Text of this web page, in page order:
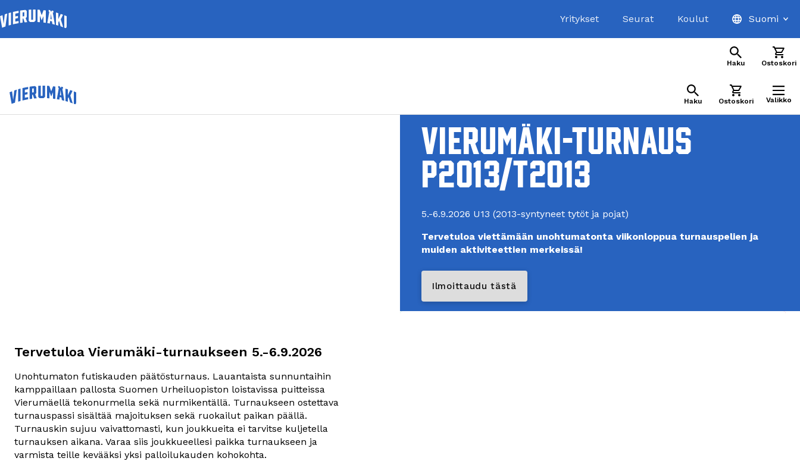
Yritykset Seurat Koulut Suomi
Haku Ostoskori
Haku Ostoskori Valikko
Vierumäki-turnaus
P2013/T2013
5.-6.9.2026 U13 (2013-syntyneet tytöt ja pojat)
Tervetuloa viettämään unohtumatonta viikonloppua turnauspelien ja
muiden aktiviteettien merkeissä!
Ilmoittaudu tästä
Tervetuloa Vierumäki-turnaukseen 5.-6.9.2026
Unohtumaton futiskauden päätösturnaus. Lauantaista sunnuntaihin
kamppaillaan pallosta Suomen Urheiluopiston loistavissa puitteissa
Vierumäellä tekonurmella sekä nurmikentällä. Turnaukseen ostettava
turnauspassi sisältää majoituksen sekä ruokailut paikan päällä.
Turnauskin sujuu vaivattomasti, kun joukkueita ei tarvitse kuljetella
turnauksen aikana. Varaa siis joukkueellesi paikka turnaukseen ja
varmista teille kevääksi yksi palloilukauden kohokohta.